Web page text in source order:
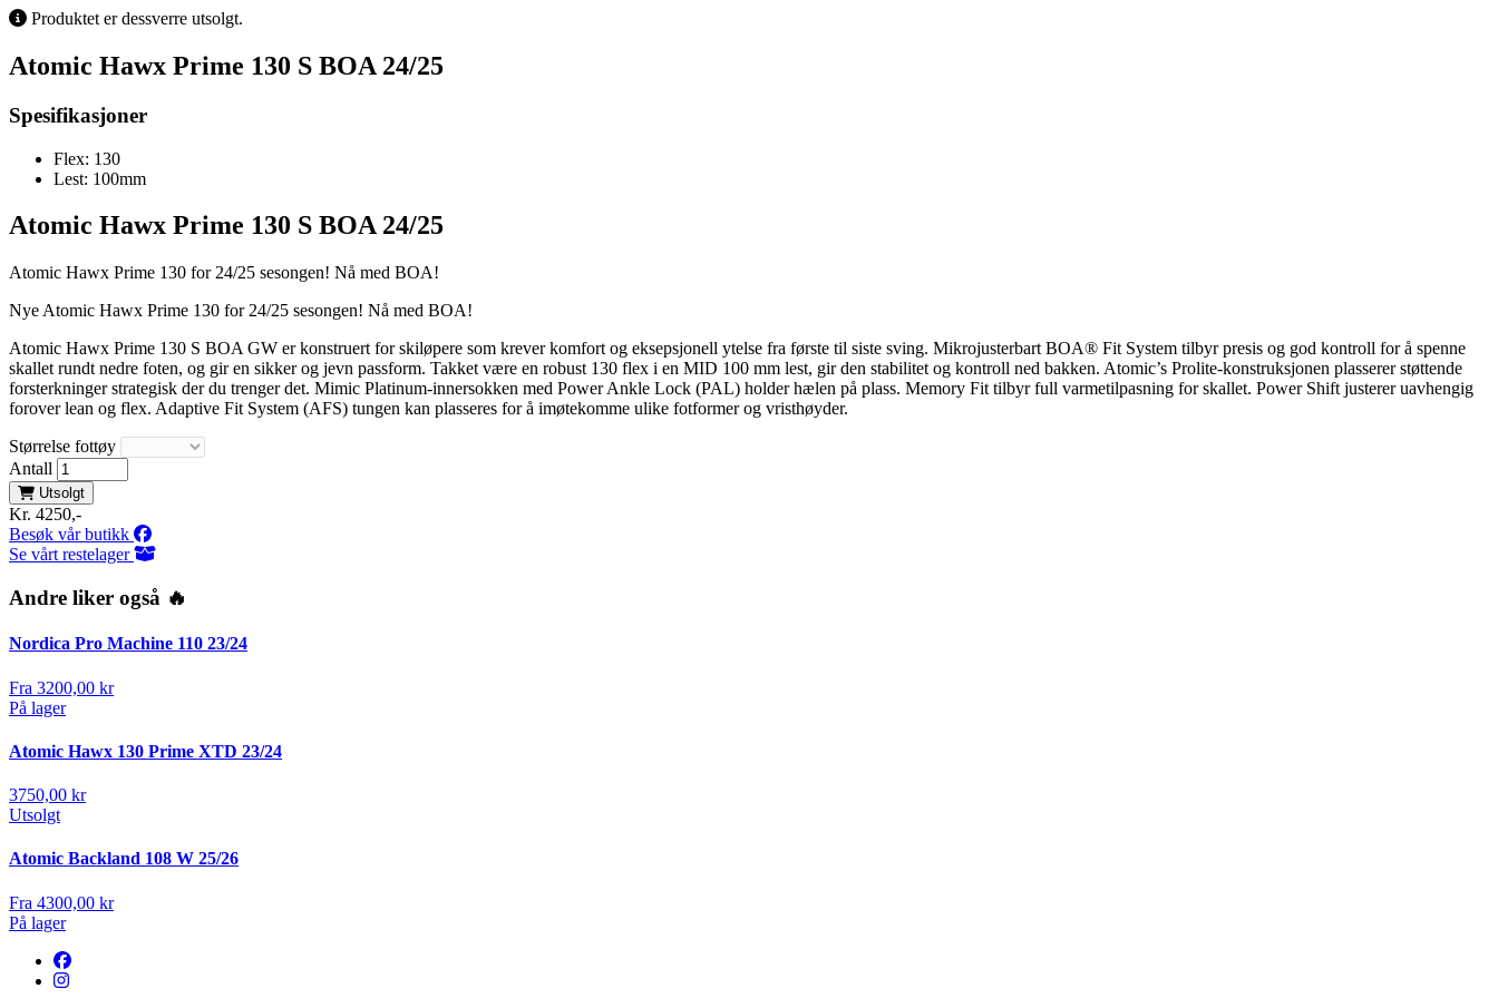
Produktet er dessverre utsolgt.
Atomic Hawx Prime 130 S BOA 24/25
Spesifikasjoner
Flex: 130
Lest: 100mm
Atomic Hawx Prime 130 S BOA 24/25
Atomic Hawx Prime 130 for 24/25 sesongen! Nå med BOA!
Nye Atomic Hawx Prime 130 for 24/25 sesongen! Nå med BOA!
Atomic Hawx Prime 130 S BOA GW er konstruert for skiløpere som krever komfort og eksepsjonell ytelse fra første til siste sving. Mikrojusterbart BOA® Fit System tilbyr presis og god kontroll for å spenne
skallet rundt nedre foten, og gir en sikker og jevn passform. Takket være en robust 130 flex i en MID 100 mm lest, gir den stabilitet og kontroll ned bakken. Atomic’s Prolite-konstruksjonen plasserer støttende
forsterkninger strategisk der du trenger det. Mimic Platinum-innersokken med Power Ankle Lock (PAL) holder hælen på plass. Memory Fit tilbyr full varmetilpasning for skallet. Power Shift justerer uavhengig
forover lean og flex. Adaptive Fit System (AFS) tungen kan plasseres for å imøtekomme ulike fotformer og vristhøyder.
Størrelse fottøy
Antall
Utsolgt
Kr. 4250,-
Besøk vår butikk
Se vårt restelager
Andre liker også 🔥
Nordica Pro Machine 110 23/24
Fra 3200,00 kr
På lager
Atomic Hawx 130 Prime XTD 23/24
3750,00 kr
Utsolgt
Atomic Backland 108 W 25/26
Fra 4300,00 kr
På lager